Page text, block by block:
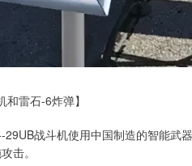
和雷石-6炸弹】
战斗机使用中国制造的智能武
击。